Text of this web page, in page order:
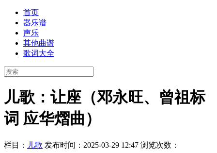
首页
器乐谱
声乐
其他曲谱
歌词大全
儿歌：让座（邓永旺、曾祖标
词 应华熠曲）
栏目： 儿歌 发布时间：2025-03-29 12:47 浏览次数：